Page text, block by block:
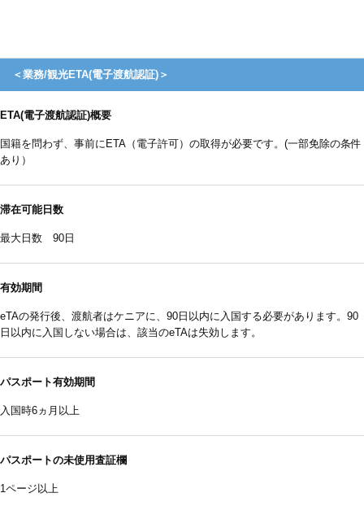
＜業務/観光ETA(電子渡航認証)＞
ETA(電子渡航認証)概要
国籍を問わず、事前にETA（電子許可）の取得が必要です。(一部免除の条件
あり）
滞在可能日数
最大日数 90日
有効期間
eTAの発行後、渡航者はケニアに、90日以内に入国する必要があります。90
日以内に入国しない場合は、該当のeTAは失効します。
パスポート有効期間
入国時6ヵ月以上
パスポートの未使用査証欄
1ページ以上